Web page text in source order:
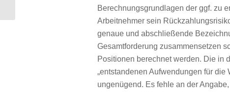
Berechnungsgrundlagen der ggf. zu
Arbeitnehmer sein
genaue und abschließende
Gesamtforderung zusammensetzen
Positionen berechnet werden. Die in
„entstandenen Aufwendungen für
ungenügend. Es fehle an der